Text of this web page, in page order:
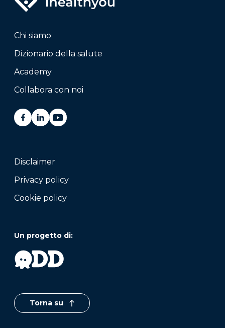
Chi siamo
Dizionario della salute
Academy
Collabora con noi
Disclaimer
Privacy policy
Cookie policy
Un progetto di:
Torna su